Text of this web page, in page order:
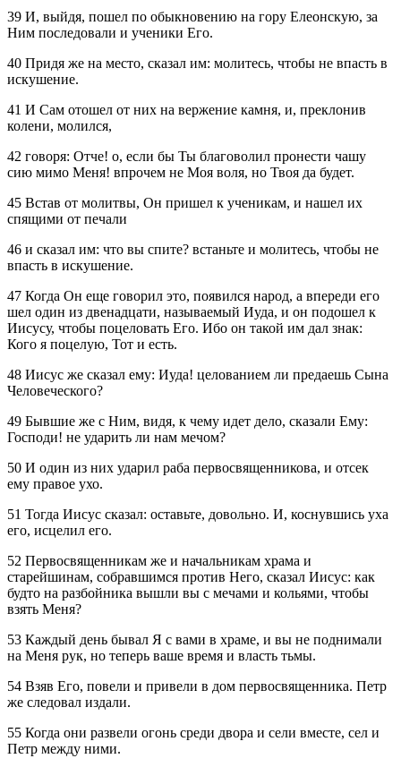
39 И, выйдя, пошел по обыкновению на гору Елеонскую, за
Ним последовали и ученики Его.
40 Придя же на место, сказал им: молитесь, чтобы не впасть в
искушение.
41 И Сам отошел от них на вержение камня, и, преклонив
колени, молился,
42 говоря: Отче! о, если бы Ты благоволил пронести чашу
сию мимо Меня! впрочем не Моя воля, но Твоя да будет.
45 Встав от молитвы, Он пришел к ученикам, и нашел их
спящими от печали
46 и сказал им: что вы спите? встаньте и молитесь, чтобы не
впасть в искушение.
47 Когда Он еще говорил это, появился народ, а впереди его
шел один из двенадцати, называемый Иуда, и он подошел к
Иисусу, чтобы поцеловать Его. Ибо он такой им дал знак:
Кого я поцелую, Тот и есть.
48 Иисус же сказал ему: Иуда! целованием ли предаешь Сына
Человеческого?
49 Бывшие же с Ним, видя, к чему идет дело, сказали Ему:
Господи! не ударить ли нам мечом?
50 И один из них ударил раба первосвященникова, и отсек
ему правое ухо.
51 Тогда Иисус сказал: оставьте, довольно. И, коснувшись уха
его, исцелил его.
52 Первосвященникам же и начальникам храма и
старейшинам, собравшимся против Него, сказал Иисус: как
будто на разбойника вышли вы с мечами и кольями, чтобы
взять Меня?
53 Каждый день бывал Я с вами в храме, и вы не поднимали
на Меня рук, но теперь ваше время и власть тьмы.
54 Взяв Его, повели и привели в дом первосвященника. Петр
же следовал издали.
55 Когда они развели огонь среди двора и сели вместе, сел и
Петр между ними.